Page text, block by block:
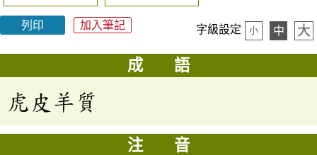
列印 加入筆記 字級設定 小 中 大
成 語
虎皮羊質
注 音